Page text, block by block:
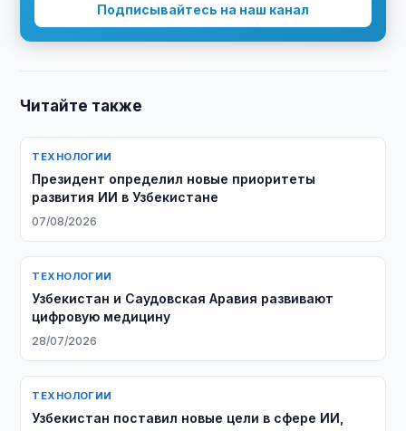
Подписывайтесь на наш канал
Читайте также
ТЕХНОЛОГИИ
Президент определил новые приоритеты
развития ИИ в Узбекистане
07/08/2026
ТЕХНОЛОГИИ
Узбекистан и Саудовская Аравия развивают
цифровую медицину
28/07/2026
ТЕХНОЛОГИИ
Узбекистан поставил новые цели в сфере ИИ,